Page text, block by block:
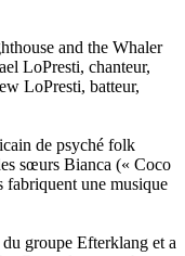
and the Whaler
LoPresti, chanteur,
LoPresti, batteur,
de psyché folk
sœurs Bianca (« Coco
fabriquent une musique
groupe Efterklang et a